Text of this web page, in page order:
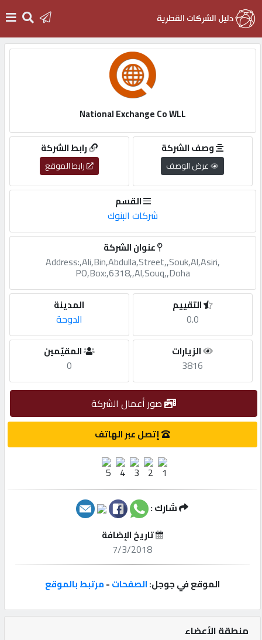
التسجيل
English
أضف
مطلوب
اشتراك
الاحصائيات
الأقسام
بنا
منطقة الأعضاء
National Exchange Co WLL
رابط الشركة
رابط الموقع
وصف الشركة
عرض الوصف
القسم
شركات البنوك
عنوان الشركة
Address:,Ali,Bin,Abdulla,Street,,Souk,Al,Asiri,
PO,Box:,6318,,Al,Souq,,Doha
المدينة
الدوحة
التقييم
0.0
المقيّمين
0
الزيارات
3816
صور أعمال الشركة
إتصل عبر الهاتف
شارك :
تاريخ الإضافة
7/3/2018
الموقع في جوجل:الصفحات-مرتبط بالموقع